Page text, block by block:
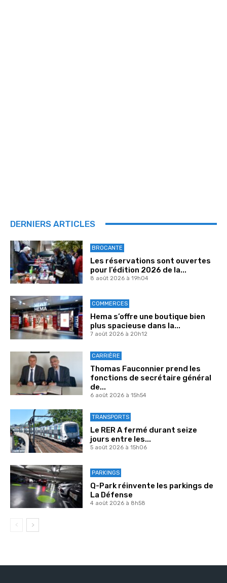
DERNIERS ARTICLES
BROCANTE
Les réservations sont ouvertes
pour l’édition 2026 de la...
8 août 2026 à 19h04
COMMERCES
Hema s’offre une boutique bien
plus spacieuse dans la...
7 août 2026 à 20h12
CARRIÈRE
Thomas Fauconnier prend les
fonctions de secrétaire général
de...
6 août 2026 à 15h54
TRANSPORTS
Le RER A fermé durant seize
jours entre les...
5 août 2026 à 15h06
PARKINGS
Q-Park réinvente les parkings de
La Défense
4 août 2026 à 8h58